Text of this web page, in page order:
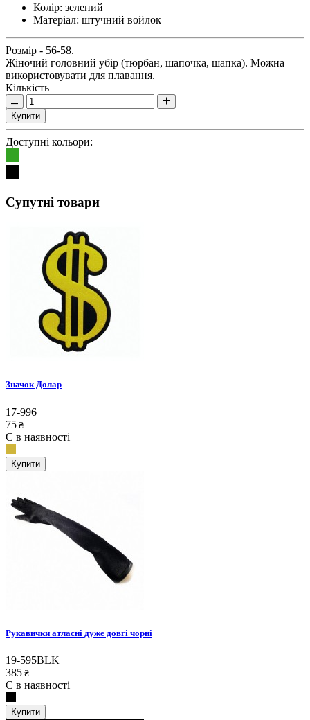
Колір: зелений
Матеріал: штучний войлок
Розмір - 56-58.
Жіночий головний убір (тюрбан, шапочка, шапка). Можна
використовувати для плавання.
Кількість
Купити
Доступні кольори:
Супутні товари
Значок Долар
17-996
75 ₴
Є в наявності
Купити
Рукавички атласні дуже довгі чорні
19-595BLK
385 ₴
Є в наявності
Купити